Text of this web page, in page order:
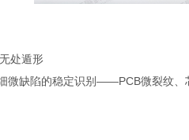
处遁形
微缺陷的稳定识别——PCB微裂纹